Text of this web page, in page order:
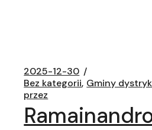
2025-12-30
Bez kategorii Gminy
przez